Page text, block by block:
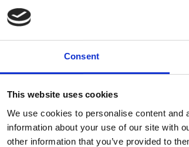
Consent
This website uses cookies
We use cookies to personalise content
information about your use of our site with
other information that you’ve provided to
MENYER
Avhämtning
Email